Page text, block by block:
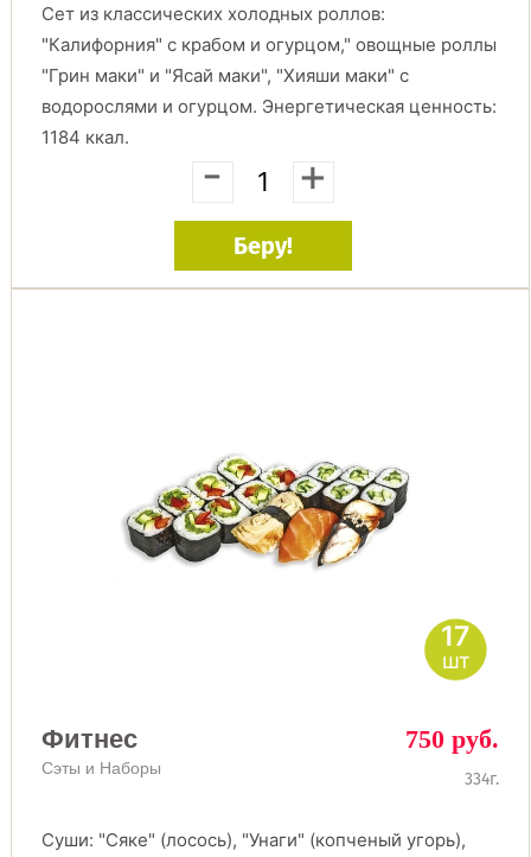
Сет из классических холодных роллов:
"Калифорния" с крабом и огурцом," овощные роллы
"Грин маки" и "Ясай маки", "Хияши маки" с
водорослями и огурцом. Энергетическая ценность:
1184 ккал.
- +
Беру!
17
шт
Фитнес
Сэты и Наборы
750 руб.
334г.
Суши: "Сяке" (лосось), "Унаги" (копченый угорь),